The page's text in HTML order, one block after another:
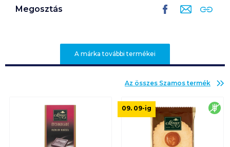
Megosztás
A márka további termékei
Az összes Szamos termék
09. 09-ig